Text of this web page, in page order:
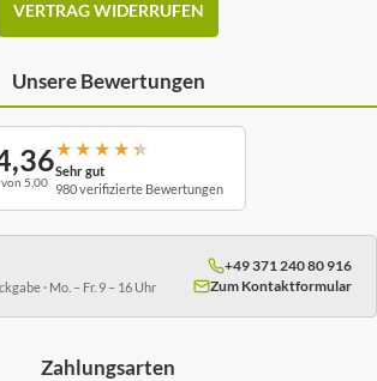
VERTRAG WIDERRUFEN
Unsere Bewertungen
von 5,00
★ ★ ★ ★ ★
Sehr gut
980 verifizierte Bewertungen
· Mo. – Fr. 9 – 16 Uhr
+49 371 240 80 916
Zum Kontaktformular
Zahlungsarten